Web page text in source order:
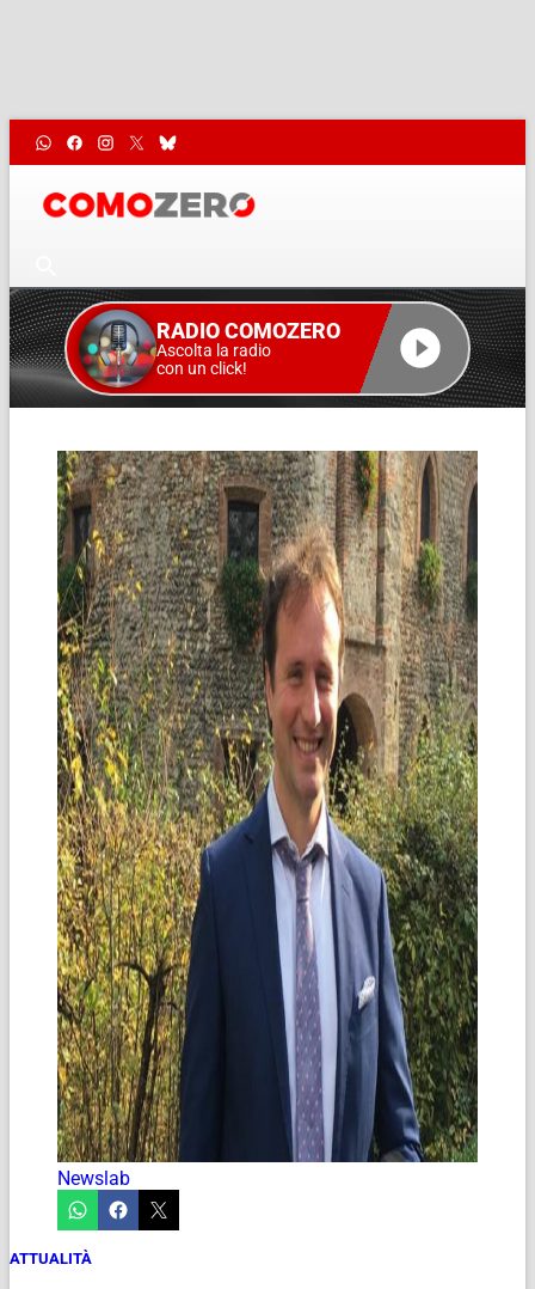
RADIO COMOZERO
Ascolta la radio
con un click!
Newslab
ATTUALITÀ